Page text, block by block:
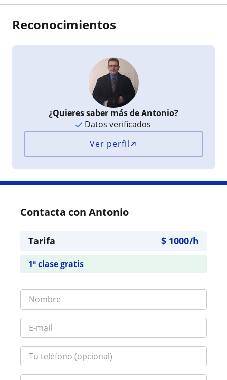
Reconocimientos
¿Quieres saber más de Antonio?
Datos verificados
Ver perfil
Contacta con Antonio
Tarifa $ 1000/h
1ª clase gratis